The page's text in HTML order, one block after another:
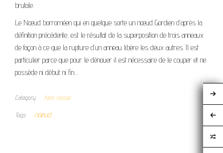
brutale.
Le Nœud borroméen qui en quelque sorte un nœud Gordien d’après la
définition précédente, est le résultat de la superposition de trois anneaux
de façon à ce que la rupture d’un anneau libère les deux autres. Il est
particulier parce que pour le dénouer il est nécessaire de le couper et ne
possède ni début ni fin…
Category Non classé
Tags nœud